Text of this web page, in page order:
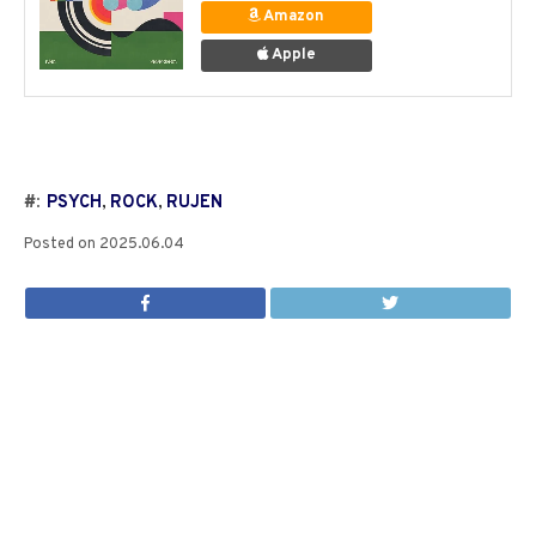
Amazon
Apple
#: PSYCH, ROCK, RUJEN
Posted on 2025.06.04